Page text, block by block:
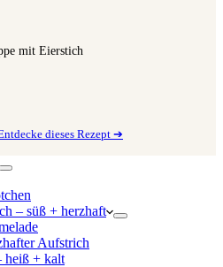
mit Eierstich
dieses Rezept ➔
– süß + herzhaft
Aufstrich
heiß + kalt